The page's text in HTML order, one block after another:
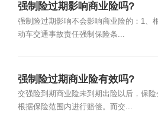
强制险过期影响商业险吗?
强制险过期影响不会影响商业险的：1、
动车交通事故责任强制保险条...
强制险过期商业险有效吗?
交强险到期商业险未到期出险以后，保险
根据保险范围内进行赔偿。而交...